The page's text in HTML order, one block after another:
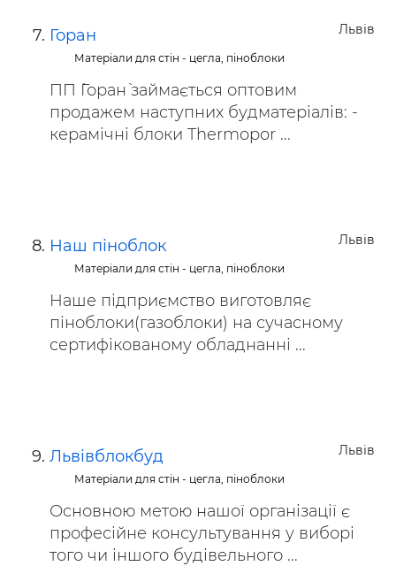
Львів
Горан
Матеріали для стін - цегла, піноблоки
ПП `Горан` займається оптовим
продажем наступних будматеріалів: -
керамічні блоки Thermopor ...
Львів
Наш піноблок
Матеріали для стін - цегла, піноблоки
Наше підприємство виготовляє
піноблоки(газоблоки) на сучасному
сертифікованому обладнанні ...
Львів
Львівблокбуд
Матеріали для стін - цегла, піноблоки
Основною метою нашої організації є
професійне консультування у виборі
того чи іншого будівельного ...